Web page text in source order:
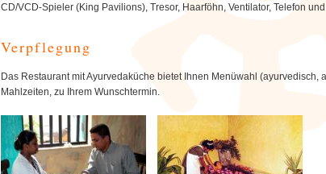
CD/VCD-Spieler (King Pavilions), Tresor, Haarföhn, Ventilator, Telefon
Verpflegung
Das Restaurant mit Ayurvedaküche bietet Ihnen Menüwahl (ayurvedisch,
Mahlzeiten, zu Ihrem Wunschtermin.